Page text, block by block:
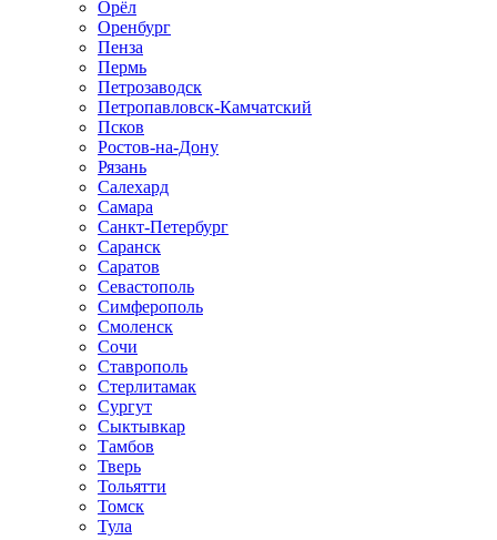
Орёл
Оренбург
Пенза
Пермь
Петрозаводск
Петропавловск-Камчатский
Псков
Ростов-на-Дону
Рязань
Салехард
Самара
Санкт-Петербург
Саранск
Саратов
Севастополь
Симферополь
Смоленск
Сочи
Ставрополь
Стерлитамак
Сургут
Сыктывкар
Тамбов
Тверь
Тольятти
Томск
Тула